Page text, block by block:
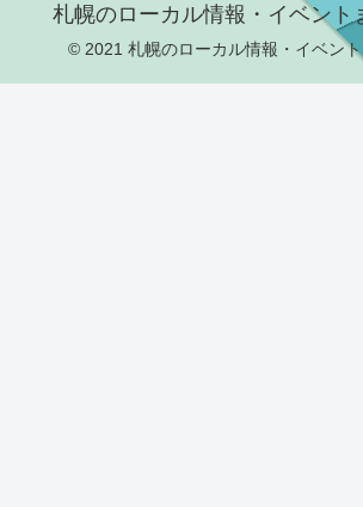
札幌のローカル情報・イベント
© 2021 札幌のローカル情報・イベント